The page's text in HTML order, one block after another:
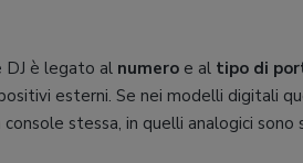
DJ è legato al numero e al tipo di
esterni. Se nei modelli digitali
stessa, in quelli analogici